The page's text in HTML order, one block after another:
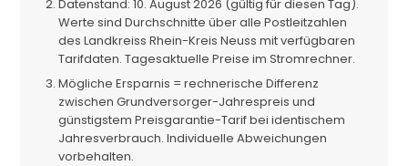
Datenstand: 10. August 2026 (gültig für diesen Tag).
Werte sind Durchschnitte über alle Postleitzahlen
des Landkreiss Rhein-Kreis Neuss mit verfügbaren
Tarifdaten. Tagesaktuelle Preise im Stromrechner.
Mögliche Ersparnis = rechnerische Differenz
zwischen Grundversorger-Jahrespreis und
günstigstem Preisgarantie-Tarif bei identischem
Jahresverbrauch. Individuelle Abweichungen
vorbehalten.